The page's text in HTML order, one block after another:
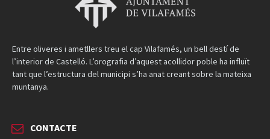
Entre oliveres i ametllers treu el cap Vilafamés, un bell destí de
l’interior de Castelló. L’orografia d’aquest acollidor poble ha influït
tant que l’estructura del municipi s’ha anat creant sobre la mateixa
muntanya.
CONTACTE